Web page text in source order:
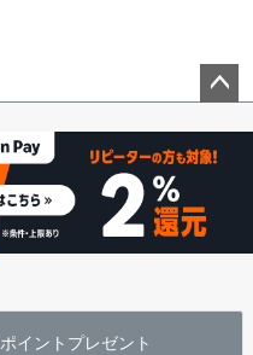
ップ
ポイントプレゼント